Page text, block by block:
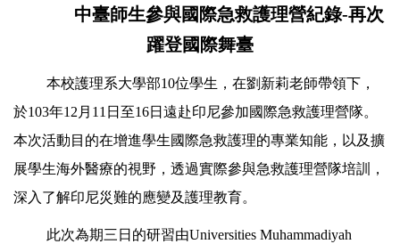
中臺師生參與國際急救護理營紀錄-再次
躍登國際舞臺
本校護理系大學部10位學生，在劉新莉老師帶領下，
於103年12月11日至16日遠赴印尼參加國際急救護理營隊。
本次活動目的在增進學生國際急救護理的專業知能，以及擴
展學生海外醫療的視野，透過實際參與急救護理營隊培訓，
深入了解印尼災難的應變及護理教育。
此次為期三日的研習由Universities Muhammadiyah